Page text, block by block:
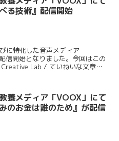
る技術』配信開始
に特化した音声メディア
信開始となりました。今回はこの
Lab / ていねいな文章大
養メディア「VOOX」にて
のお金は誰のため』が配信